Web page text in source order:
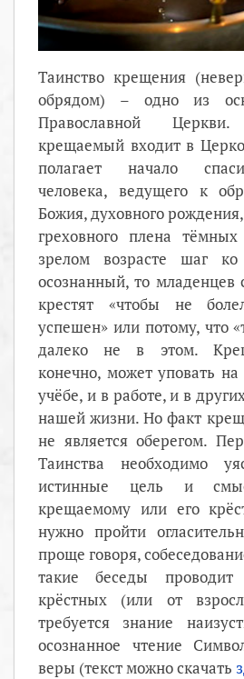
Таинство крещения
обрядом) – одно из
Православной
крещаемый входит в
полагает начало
человека, ведущего к
Божия, духовного
греховного плена
зрелом возрасте шаг
осознанный, то младенцев
крестят «чтобы не
успешен» или потому, что
далеко не в этом.
конечно, может уповать
учёбе, и в работе, и в
нашей жизни. Но факт
не является оберегом.
Таинства необходимо
истинные цель и
крещаемому или его
нужно пройти
проще говоря,
такие беседы проводит
крёстных (или от
требуется знание
осознанное чтение
веры (текст можно скачать